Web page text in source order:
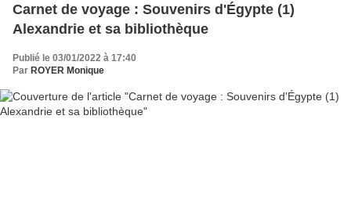
Carnet de voyage : Souvenirs d'Égypte (1)
Alexandrie et sa bibliothèque
Publié le 03/01/2022 à 17:40
Par ROYER Monique